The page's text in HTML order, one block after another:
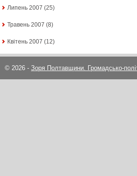
Липень 2007 (25)
Травень 2007 (8)
Квітень 2007 (12)
© 2026 - Зоря Полтавщини. Громадсько-